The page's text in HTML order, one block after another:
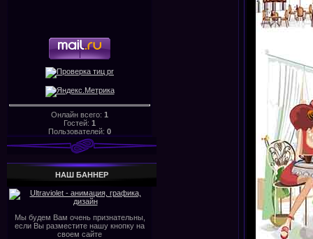
Онлайн всего: 1
Гостей: 1
Пользователей: 0
НАШ БАHHЕР
Мы будем Вам очень признательны,
если Вы разместите нашу кнопку на
своем сайте